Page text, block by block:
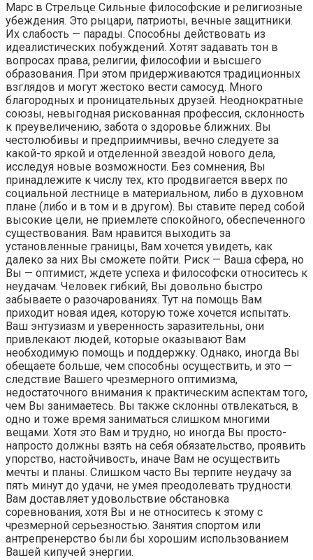
Марс в Стрельце Сильные философские и религиозные
убеждения. Это рыцари, патриоты, вечные защитники.
Их слабость — парады. Способны действовать из
идеалистических побуждений. Хотят задавать тон в
вопросах права, религии, философии и высшего
образования. При этом придерживаются традиционных
взглядов и могут жестоко вести самосуд. Много
благородных и проницательных друзей. Неоднократные
союзы, невыгодная рискованная профессия, склонность
к преувеличению, забота о здоровье ближних. Вы
честолюбивы и предприимчивы, вечно следуете за
какой-то яркой и отделенной звездой нового дела,
исследуя новые возможности. Без сомнения, Вы
принадлежите к числу тех, кто продвигается вверх по
социальной лестнице в материальном, либо в духовном
плане (либо и в том и в другом). Вы ставите перед собой
высокие цели, не приемлете спокойного, обеспеченного
существования. Вам нравится выходить за
установленные границы, Вам хочется увидеть, как
далеко за них Вы сможете пойти. Риск — Ваша сфера, но
Вы — оптимист, ждете успеха и философски относитесь к
неудачам. Человек гибкий, Вы довольно быстро
забываете о разочарованиях. Тут на помощь Вам
приходит новая идея, которую тоже хочется испытать.
Ваш энтузиазм и уверенность заразительны, они
привлекают людей, которые оказывают Вам
необходимую помощь и поддержку. Однако, иногда Вы
обещаете больше, чем способны осуществить, и это —
следствие Вашего чрезмерного оптимизма,
недостаточного внимания к практическим аспектам того,
чем Вы занимаетесь. Вы также склонны отвлекаться, в
одно и тоже время заниматься слишком многими
вещами. Хотя это Вам и трудно, но иногда Вы просто-
напросто должны взять на себя обязательство, проявить
упорство, настойчивость, иначе Вам не осуществить
мечты и планы. Слишком часто Вы терпите неудачу за
пять минут до удачи, не умея преодолевать трудности.
Вам доставляет удовольствие обстановка
соревнования, хотя Вы и не относитесь к этому с
чрезмерной серьезностью. Занятия спортом или
антрепренерство были бы хорошим использованием
Вашей кипучей энергии.